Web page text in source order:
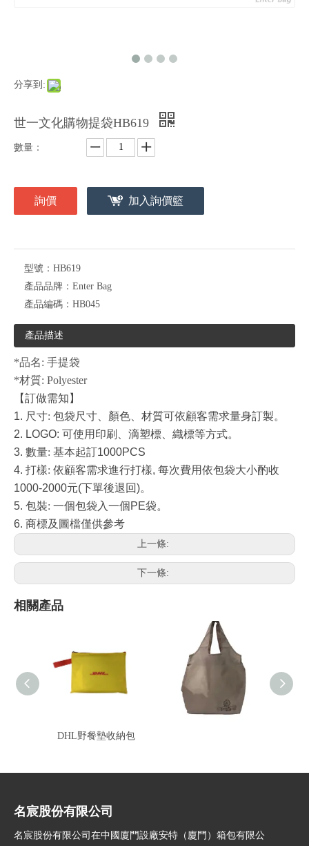
分享到:
世一文化購物提袋HB619
數量：
詢價 加入詢價籃
型號： HB619
產品品牌： Enter Bag
產品編碼： HB045
產品描述
*品名: 手提袋
*材質: Polyester
【訂做需知】
1. 尺寸: 包袋尺寸、顏色、材質可依顧客需求量身訂製。
2. LOGO: 可使用印刷、滴塑標、織標等方式。
3. 數量: 基本起訂1000PCS
4. 打樣: 依顧客需求進行打樣, 每次費用依包袋大小酌收
1000-2000元(下單後退回)。
5. 包裝: 一個包袋入一個PE袋。
6. 商標及圖檔僅供參考
上一條:
下一條:
相關產品
DHL野餐墊收納包
名宸股份有限公司
名宸股份有限公司在中國廈門設廠安特（廈門）箱包有限公